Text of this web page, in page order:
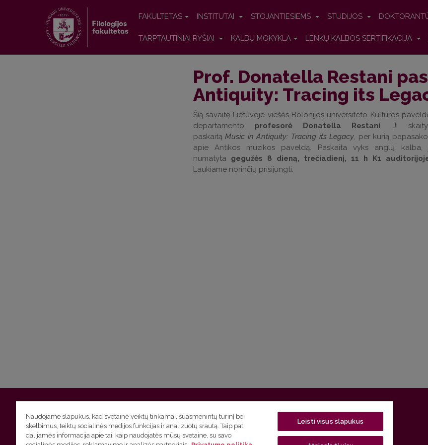
FAKULTETAS INSTITUTAI STOJANTIESIEMS STUDIJOS
TARPTAUTINIAI RYŠIAI KALBŲ MOKYKLA LENKŲ KALBOS SERTIFIKACIJA
Prof. Donatella Restani
Antiquity: Tracing its
Šią savaitę Lietuvoje viešės Bolonijos universiteto Kultūros
departamento profesorė Donatella Restani. Ji
paskaitąMusic in Antiquity: Tracing its Legacy, per kurią
apie Antikos muzikos paveldą. Paskaita vyks anglų kalba,
numatyta gegužės 8 dieną, trečiadienį, 11 h K1
Laukiame norinčių prisijungti.
Vilniaus universitetas Filologijos fakultetas | Universiteto g. 5, LT-01131 Vilnius
Studijų skyriaus(studijų ir tvarkaraščio klausimai) tel. (0 5) 268 7208 | El. paštasstudijos@flf.vu.lt
Naudojame slapukus, kad svetainė veiktų tinkamai, suasmenintų turinį bei
skelbimus, teiktų socialinės medijos funkcijas ir analizuotų srautą. Taip pat
dalijamės informacija apie tai, kaip naudojatės mūsų svetaine, su savo
Leisti visus slapukus